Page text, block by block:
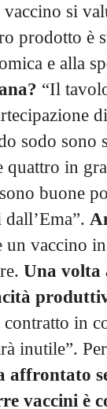
vaccino si
prodotto è
e alla
“Il
sodo sono
quattro in
buone
un vaccino
Una volta
in
inutile”.
affrontato
vaccini è